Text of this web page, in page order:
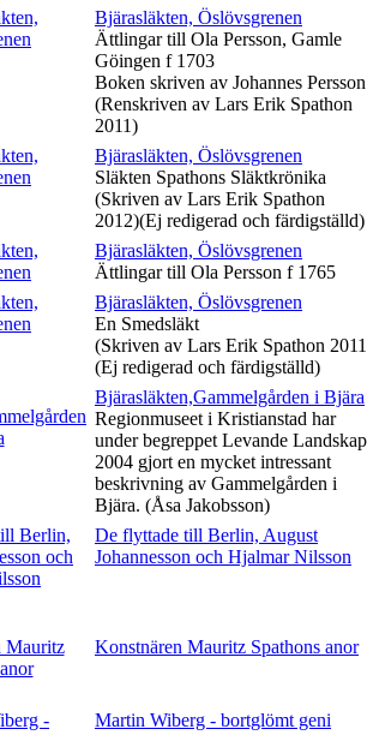
Bjärasläkten, Öslövsgrenen
Ättlingar till Ola Persson, Gamle
Göingen f 1703
Boken skriven av Johannes Persson
(Renskriven av Lars Erik Spathon
2011)
Bjärasläkten, Öslövsgrenen
Släkten Spathons Släktkrönika
(Skriven av Lars Erik Spathon
2012)(Ej redigerad och färdigställd)
Bjärasläkten, Öslövsgrenen
Ättlingar till Ola Persson f 1765
Bjärasläkten, Öslövsgrenen
En Smedsläkt
(Skriven av Lars Erik Spathon
(Ej redigerad och färdigställd)
Bjärasläkten,Gammelgården i Bjära
Regionmuseet i Kristianstad har
under begreppet Levande Landskap
2004 gjort en mycket intressant
beskrivning av Gammelgården i
Bjära. (Åsa Jakobsson)
De flyttade till Berlin, August
Johannesson och Hjalmar Nilsson
Konstnären Mauritz Spathons anor
Martin Wiberg - bortglömt geni